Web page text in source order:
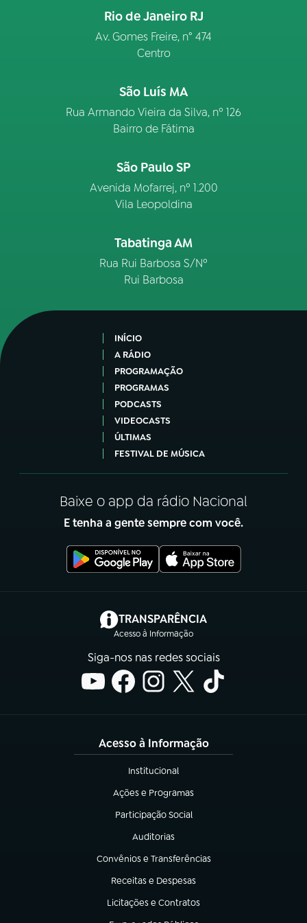
Rio de Janeiro RJ
Av. Gomes Freire, n° 474
Centro
São Luís MA
Rua Armando Vieira da Silva, nº 126
Bairro de Fátima
São Paulo SP
Avenida Mofarrej, nº 1.200
Vila Leopoldina
Tabatinga AM
Rua Rui Barbosa S/Nº
Rui Barbosa
INÍCIO
A RÁDIO
PROGRAMAÇÃO
PROGRAMAS
PODCASTS
VIDEOCASTS
ÚLTIMAS
FESTIVAL DE MÚSICA
Baixe o app da rádio Nacional
E tenha a gente sempre com você.
TRANSPARÊNCIA
Acesso à Informação
(abre em nova aba)
Siga-nos nas redes sociais
Acesso à Informação
Institucional
(abre em nova aba)
Ações e Programas
(abre em nova aba)
Participação Social
(abre em nova aba)
Auditorias
(abre em nova aba)
Convênios e Transferências
(abre em nova aba)
Receitas e Despesas
(abre em nova aba)
Licitações e Contratos
(abre em nova aba)